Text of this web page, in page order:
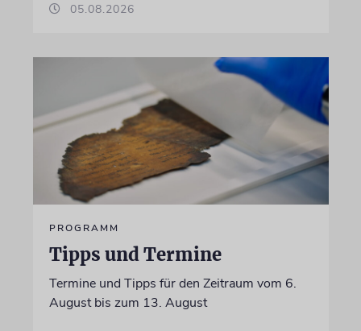
05.08.2026
PROGRAMM
Tipps und Termine
Termine und Tipps für den Zeitraum vom 6.
August bis zum 13. August